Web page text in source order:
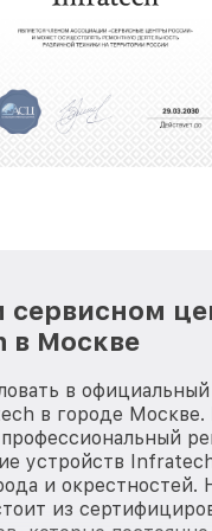
техники,
доставку устройств в
и бесплатно.
отзывы и обрели
постоянно
в Москве
в
в городе
устройств
и окрестностей.
из